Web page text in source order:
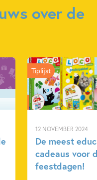
over de
12 NOVEMBER 2024
De meest
cadeaus voor
feestdagen!
Tiplijst